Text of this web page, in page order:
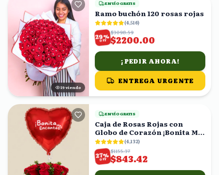
19 viendo
ENVÍO GRATIS
Ramo buchón 120 rosas rojas
(4,516)
29%
OFF
$3098.59
$2200.00
¡PEDIR AHORA!
ENTREGA URGENTE
ENVÍO GRATIS
Caja de Rosas Rojas con
Globo de Corazón ¡Bonita Me
Encantas!
(4,132)
27%
OFF
$1155.37
$843.42